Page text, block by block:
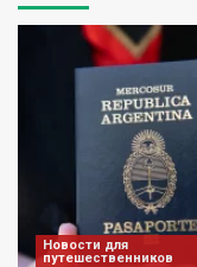
Новости для
путешественников